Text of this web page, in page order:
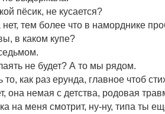
пёсик, не кусается?
тем более что в наморднике
в каком купе?
не будет? А то мы рядом.
то, как раз ерунда, главное чтоб
она немая с детства, родовая
на меня смотрит, ну-ну, типа ты